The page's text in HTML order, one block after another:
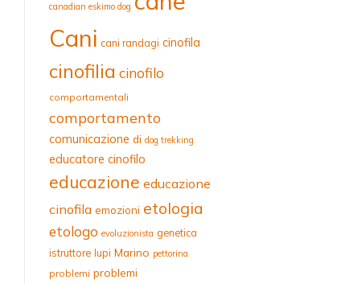
canadian eskimo dog
Cani cani randagi cinofila
cinofilia cinofilo
comportamentali
comportamento
comunicazione di dog trekking
educatore cinofilo
educazione educazione
cinofila emozioni etologia
etologo evoluzionista genetica
istruttore lupi Marino pettorina
problemi problemi